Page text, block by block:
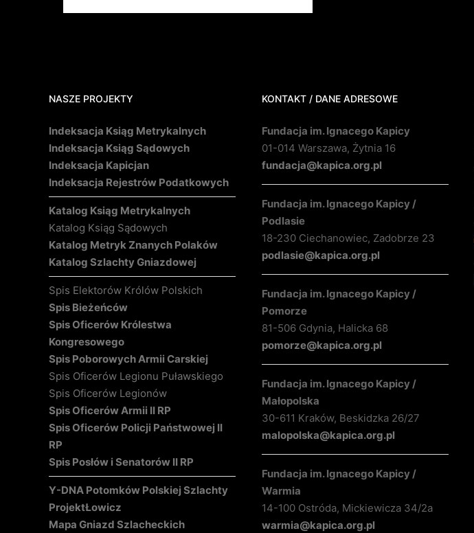
NASZE PROJEKTY
Indeksacja Ksiąg Metrykalnych
Indeksacja Ksiąg Sądowych
Indeksacja Kapicjan
Indeksacja Rejestrów Podatkowych
Katalog Ksiąg Metrykalnych
Katalog Ksiąg Sądowych
Katalog Metryk Znanych Polaków
Katalog Szlachty Gniazdowej
Spis Elektorów Królów Polskich
Spis Bieżeńców
Spis Oficerów Królestwa
Kongresowego
Spis Poborowych Armii Carskiej
Spis Oficerów Legionu Puławskiego
Spis Oficerów Legionów
Spis Oficerów Armii II RP
Spis Oficerów Policji Państwowej II
RP
Spis Posłów i Senatorów II RP
Y-DNA Potomków Polskiej Szlachty
ProjektŁowicz
Mapa Gniazd Szlacheckich
KONTAKT / DANE ADRESOWE
Fundacja im. Ignacego Kapicy
01-014 Warszawa, Żytnia 16
fundacja@kapica.org.pl
Fundacja im. Ignacego Kapicy /
Podlasie
18-230 Ciechanowiec, Zadobrze 23
podlasie@kapica.org.pl
Fundacja im. Ignacego Kapicy /
Pomorze
81-506 Gdynia, Halicka 68
pomorze@kapica.org.pl
Fundacja im. Ignacego Kapicy /
Małopolska
30-611 Kraków, Beskidzka 26/27
malopolska@kapica.org.pl
Fundacja im. Ignacego Kapicy /
Warmia
14-100 Ostróda, Mickiewicza 34/2a
warmia@kapica.org.pl